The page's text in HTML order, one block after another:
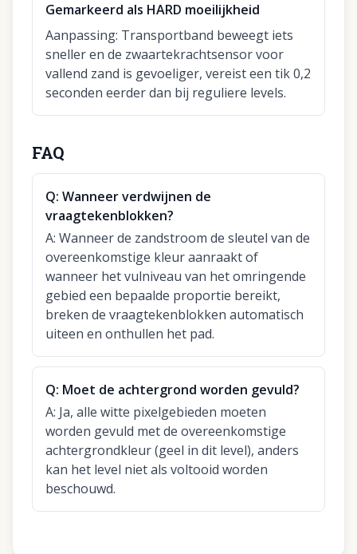
Gemarkeerd als HARD moeilijkheid
Aanpassing: Transportband beweegt iets
sneller en de zwaartekrachtsensor voor
vallend zand is gevoeliger, vereist een tik 0,2
seconden eerder dan bij reguliere levels.
FAQ
Q: Wanneer verdwijnen de
vraagtekenblokken?
A: Wanneer de zandstroom de sleutel van de
overeenkomstige kleur aanraakt of
wanneer het vulniveau van het omringende
gebied een bepaalde proportie bereikt,
breken de vraagtekenblokken automatisch
uiteen en onthullen het pad.
Q: Moet de achtergrond worden gevuld?
A: Ja, alle witte pixelgebieden moeten
worden gevuld met de overeenkomstige
achtergrondkleur (geel in dit level), anders
kan het level niet als voltooid worden
beschouwd.